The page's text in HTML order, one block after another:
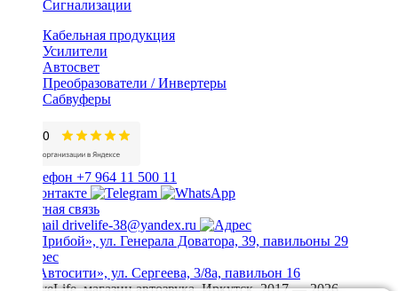
Сигнализации
Кабельная продукция
Усилители
Автосвет
Преобразователи / Инвертеры
Сабвуферы
+7 964 11 500 11
Обратная связь
drivelife-38@yandex.ru
ТЦ «Прибой», ул. Генерала Доватора, 39, павильоны 29
ТЦ «Автосити», ул. Сергеева, 3/8а, павильон 16